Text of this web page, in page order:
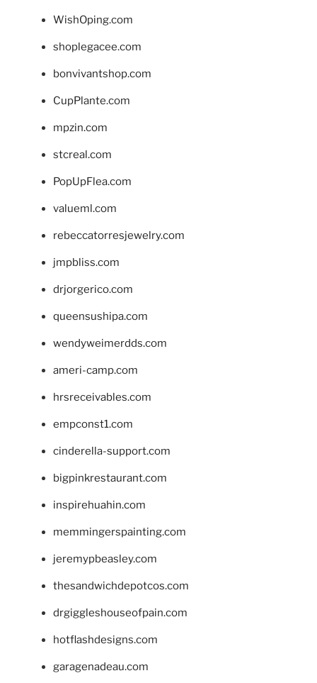
WishOping.com
shoplegacee.com
bonvivantshop.com
CupPlante.com
mpzin.com
stcreal.com
PopUpFlea.com
valueml.com
rebeccatorresjewelry.com
jmpbliss.com
drjorgerico.com
queensushipa.com
wendyweimerdds.com
ameri-camp.com
hrsreceivables.com
empconst1.com
cinderella-support.com
bigpinkrestaurant.com
inspirehuahin.com
memmingerspainting.com
jeremypbeasley.com
thesandwichdepotcos.com
drgiggleshouseofpain.com
hotflashdesigns.com
garagenadeau.com